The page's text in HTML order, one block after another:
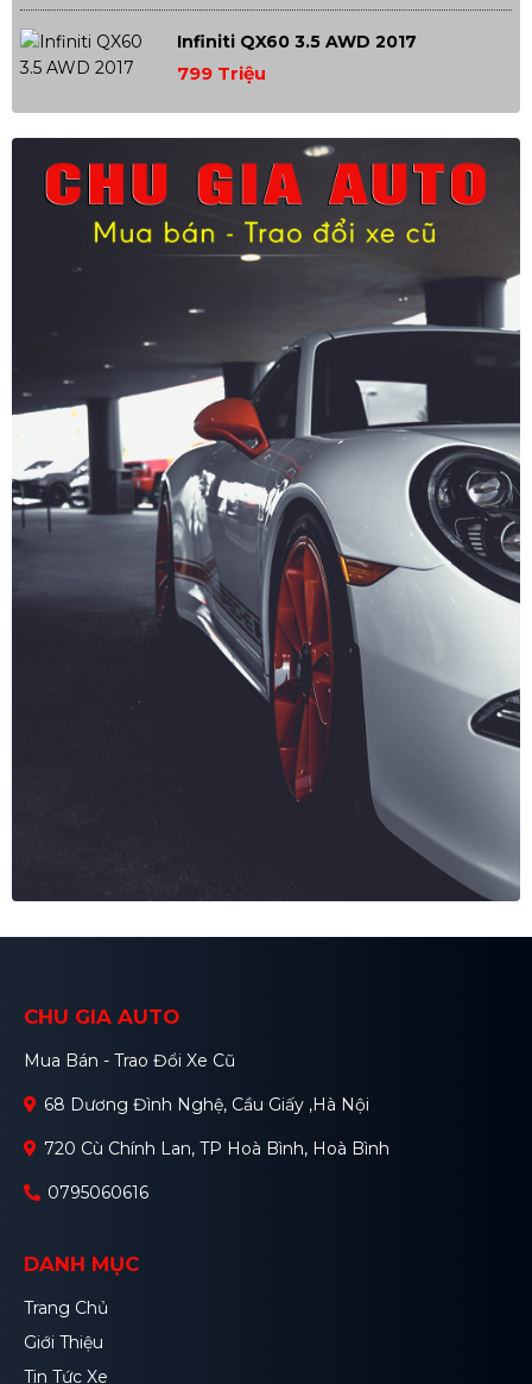
Infiniti QX60 3.5 AWD 2017
799 Triệu
CHU GIA AUTO
Mua Bán - Trao Đổi Xe Cũ
68 Dương Đình Nghệ, Cầu Giấy ,Hà Nội
720 Cù Chính Lan, TP Hoà Bình, Hoà Bình
0795060616
DANH MỤC
Trang Chủ
Giới Thiệu
Tin Tức Xe